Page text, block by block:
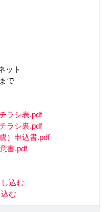
ット
で
ラシ表.pdf
ラシ裏.pdf
）申込書.pdf
書.pdf
込む
む